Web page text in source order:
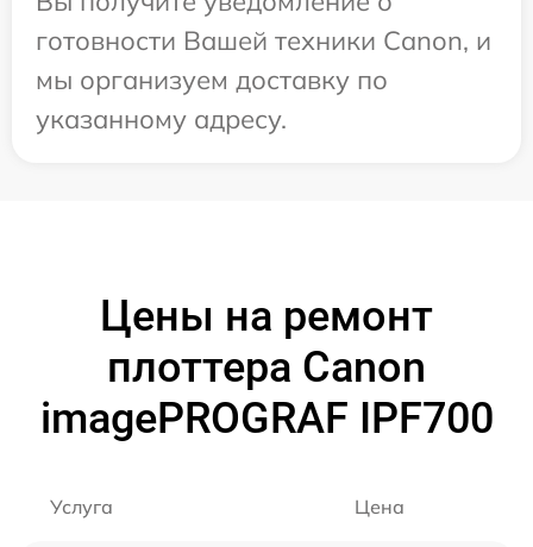
готовности Вашей техники Canon, и
мы организуем доставку по
указанному адресу.
Цены на ремонт
плоттера Canon
imagePROGRAF IPF700
Услуга Цена